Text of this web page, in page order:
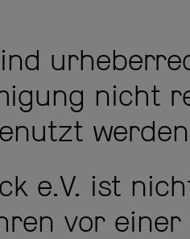
nicht
e.V. ist
vor